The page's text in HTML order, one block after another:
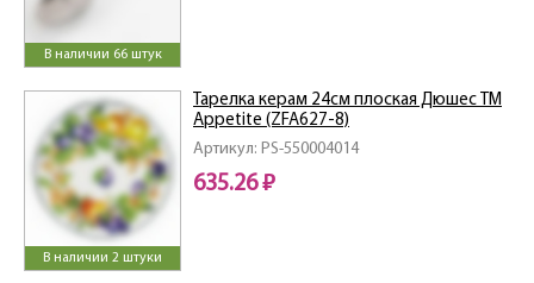
В наличии 66 штук
В наличии 2 штуки
Артикул: PS-550004014
Тарелка керам 24см плоская Дюшес ТМ
Appetite (ZFA627-8)
635.26 ₽